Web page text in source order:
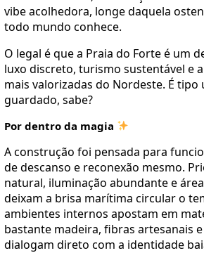
vibe acolhedora, longe daquela
todo mundo conhece.
O legal é que a Praia do Forte é um
luxo discreto, turismo sustentável e
mais valorizadas do Nordeste. É tipo
guardado, sabe?
Por dentro da magia
A construção foi pensada para
de descanso e reconexão mesmo.
natural, iluminação abundante e
deixam a brisa marítima circular o
ambientes internos apostam em
bastante madeira, fibras artesanais
dialogam direto com a identidade